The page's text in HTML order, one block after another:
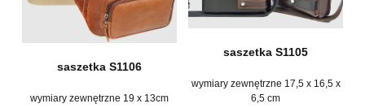
saszetka S1106
wymiary zewnętrzne 19 x 13cm
saszetka S1105
wymiary zewnętrzne 17,5 x 16,5 x
6,5 cm